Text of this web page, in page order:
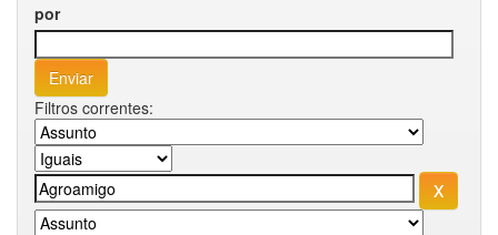
por
Filtros correntes: